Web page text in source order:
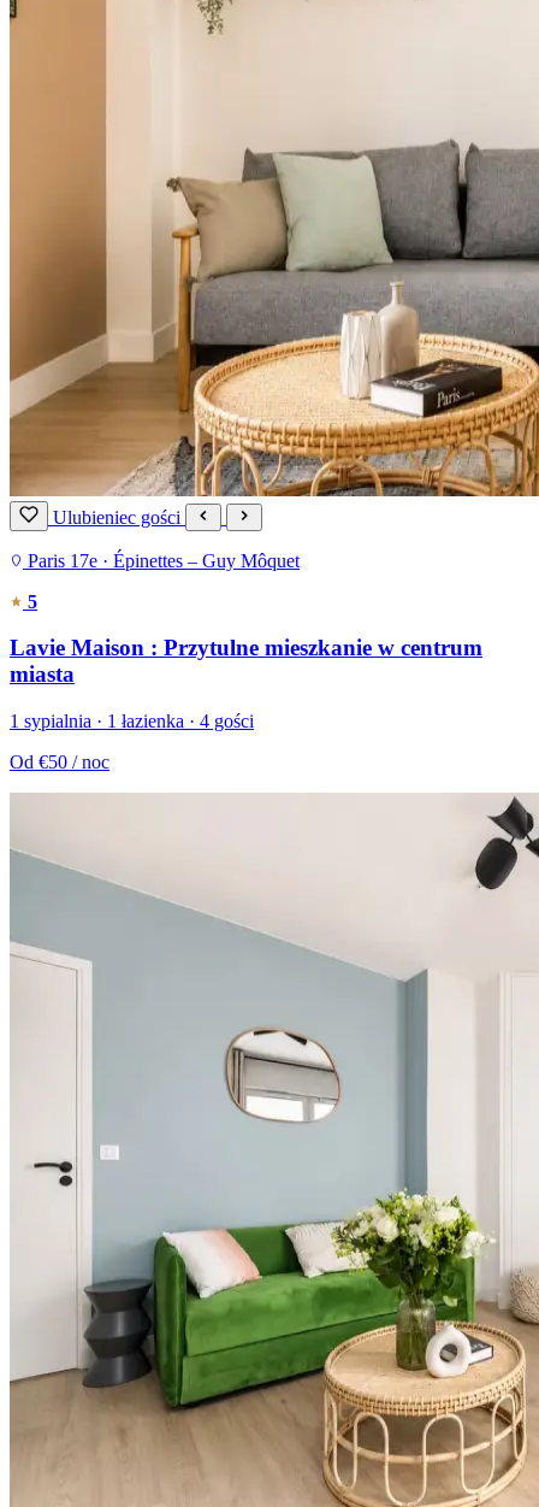
Ulubieniec gości
Paris 17e · Épinettes – Guy Môquet
5
Lavie Maison : Przytulne mieszkanie w centrum
miasta
1 sypialnia · 1 łazienka · 4 gości
Od €50 / noc